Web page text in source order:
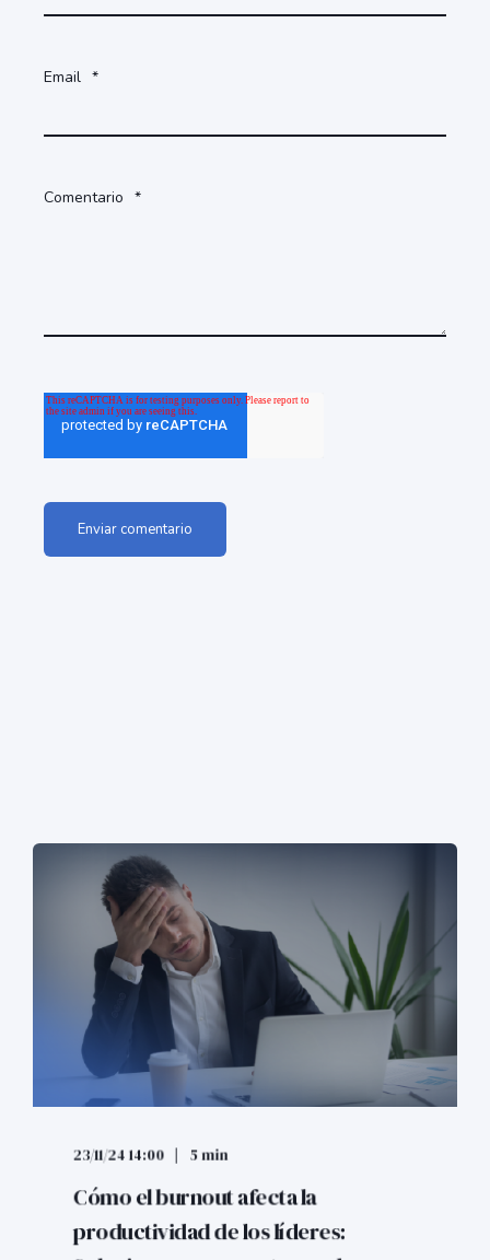
Email *
Comentario *
23/11/24 14:00 5 min
Cómo el burnout afecta la
productividad de los líderes: